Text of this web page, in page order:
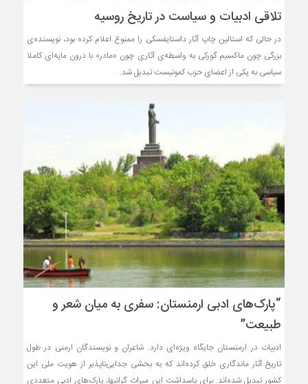
تلاقی ادبیات و سیاست در تاریخ روسیه
در حالی که استالین چاپ آثار داستایفسکی را ممنوع اعلام کرده بود، نویسنده‌ی
بزرگی چون ماکسیم گورکی به واسطه‌ی آثاری چون «مادر» با درون مایه‌ای کاملا
سیاسی به یکی از اعضای حزب کمونیست تبدیل شد.
“پارک‌های ادبی ارمنستان: سفری به میان شعر و
طبیعت”
ادبیات در ارمنستان جایگاه ویژه‌ای دارد. شاعران و نویسندگان ارمنی در طول
تاریخ آثار ماندگاری خلق کرده‌اند که به بخشی جدایی‌ناپذیر از هویت ملی این
کشور تبدیل شده‌اند. برای پاسداشت این میراث گرانبها، پارک‌های ادبی متعددی